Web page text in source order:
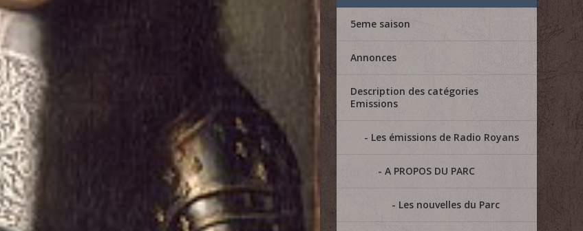
5eme saison
Annonces
Description des catégories
Emissions
Les émissions de Radio Royans
A PROPOS DU PARC
Les nouvelles du Parc